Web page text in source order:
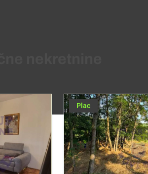
Plac